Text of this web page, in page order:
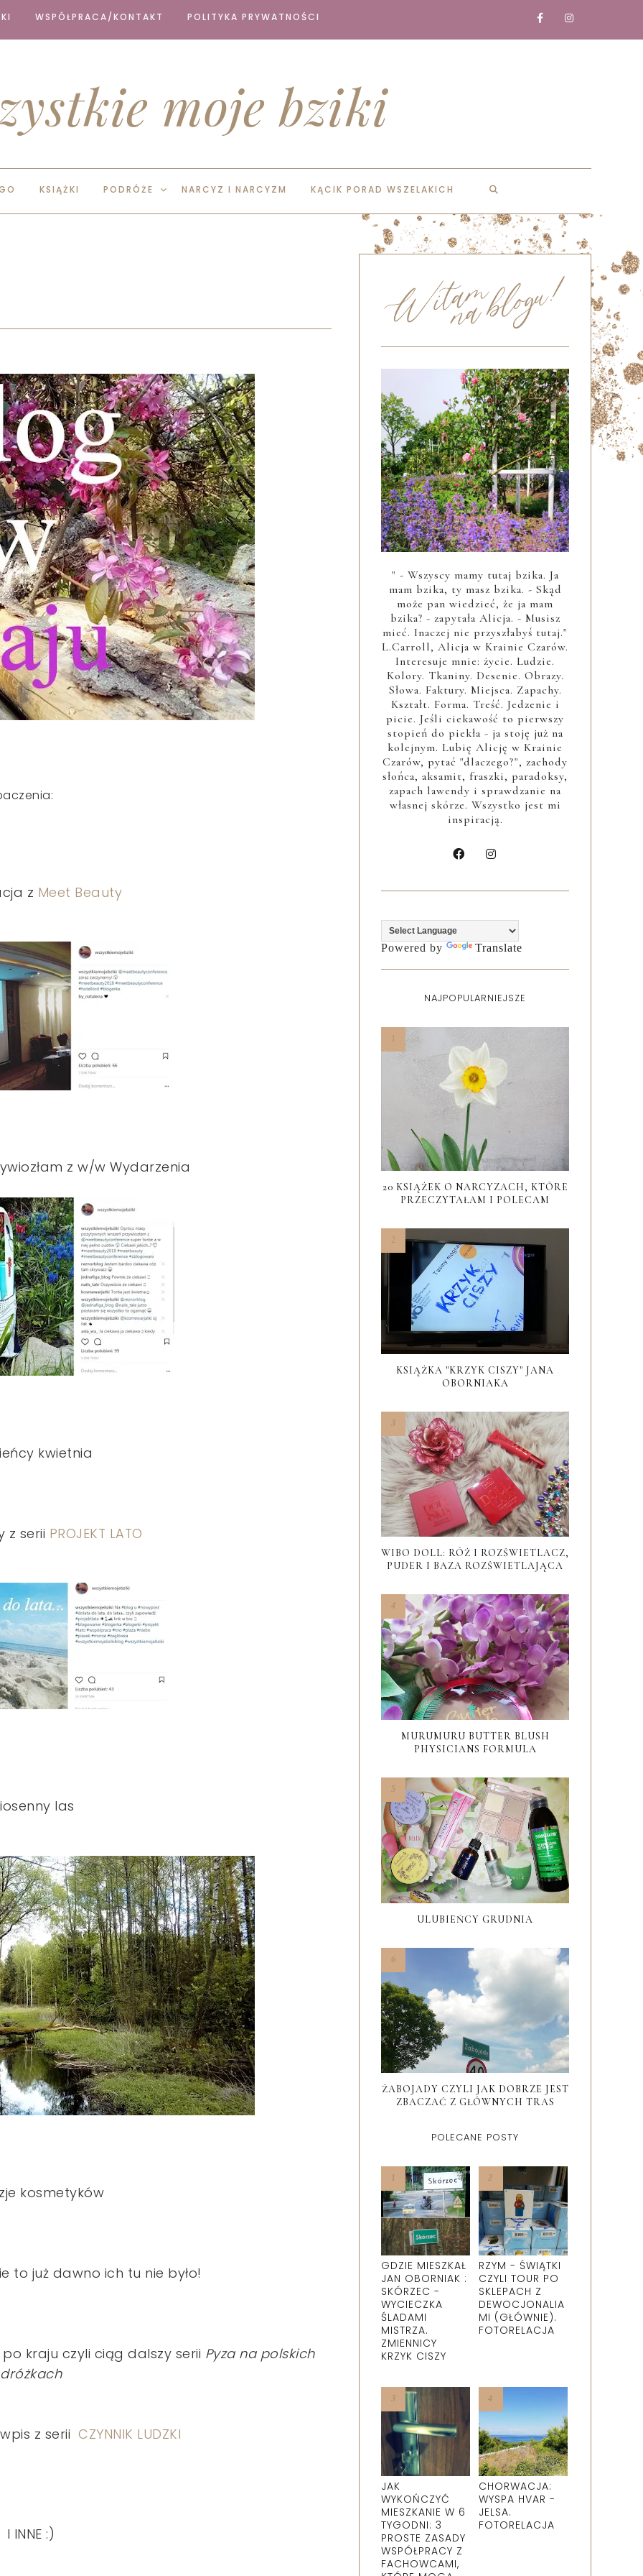
WSPÓŁPRACA/KONTAKT POLITYKA PRYWATNOŚCI
moje bziki
KSIĄŻKI PODRÓŻE NARCYZ I NARCYZM KĄCIK PORAD WSZELAKICH
z Meet Beauty
z w/w Wydarzenia
kwietnia
z serii PROJEKT LATO
las
kosmetyków
to już dawno ich tu nie było!
kraju czyli ciąg dalszy serii Pyza na polskich
dróżkach
z seriiCZYNNIK LUDZKI
I INNE :)
" - Wszyscy mamy tutaj bzika. Ja
mam bzika, ty masz bzika. - Skąd
może pan wiedzieć, że ja mam
bzika? - zapytała Alicja. - Musisz
mieć. Inaczej nie przyszłabyś tutaj."
L.Carroll, Alicja w Krainie Czarów.
Interesuje mnie: życie. Ludzie.
Kolory. Tkaniny. Desenie. Obrazy.
Słowa. Faktury. Miejsca. Zapachy.
Kształt. Forma. Treść. Jedzenie i
picie. Jeśli ciekawość to pierwszy
stopień do piekła - ja stoję już na
kolejnym. Lubię Alicję w Krainie
Czarów, pytać "dlaczego?", zachody
słońca, aksamit, fraszki, paradoksy,
zapach lawendy i sprawdzanie na
własnej skórze. Wszystko jest mi
inspiracją.
Powered by Translate
NAJPOPULARNIEJSZE
20 KSIĄŻEK O NARCYZACH, KTÓRE
PRZECZYTAŁAM I POLECAM
KSIĄŻKA "KRZYK CISZY" JANA
OBORNIAKA
WIBO DOLL: RÓŻ I ROZŚWIETLACZ,
PUDER I BAZA ROZŚWIETLAJĄCA
MURUMURU BUTTER BLUSH
PHYSICIANS FORMULA
ULUBIEŃCY GRUDNIA
ŻABOJADY CZYLI JAK DOBRZE JEST
ZBACZAĆ Z GŁÓWNYCH TRAS
POLECANE POSTY
GDZIE MIESZKAŁ
JAN OBORNIAK :
SKÓRZEC -
WYCIECZKA
ŚLADAMI
MISTRZA.
ZMIENNICY
KRZYK CISZY
RZYM - ŚWIĄTKI
CZYLI TOUR PO
SKLEPACH Z
DEWOCJONALIA
MI (GŁÓWNIE).
FOTORELACJA
JAK
WYKOŃCZYĆ
MIESZKANIE W 6
TYGODNI: 3
PROSTE ZASADY
WSPÓŁPRACY Z
FACHOWCAMI,
CHORWACJA:
WYSPA HVAR -
JELSA.
FOTORELACJA